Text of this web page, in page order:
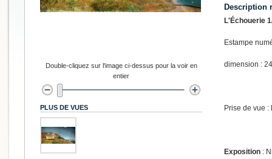
Description
L'Échouerie
Estampe
dimension :
Prise de vue
Exposition :
Double-cliquez sur l'image ci-dessus pour la voir en
entier
PLUS DE VUES